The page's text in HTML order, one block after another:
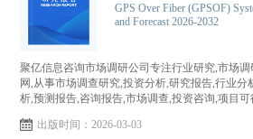
GPS Over Fiber (GPSOF)
and Forecast 2026-2032
聚亿信息咨询市场调研公司专注行业研究,市场
网,从事市场调查研究,投资分析,研究报告,行业
析,预测报告,咨询报告,市场调查,投资咨询,项目
出版时间：2026-03-03